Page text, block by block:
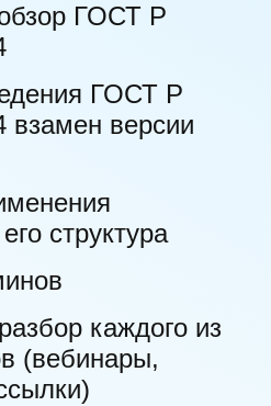
при
в программном
при
обеспечения из
ГОСТ Р
ГОСТ Р
версии
структура
каждого из
(вебинары,